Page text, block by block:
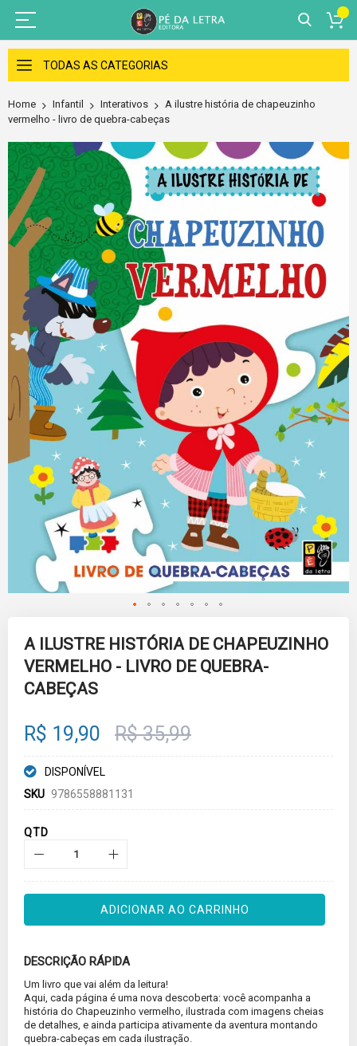
Skip
to
Content
TODAS AS CATEGORIAS
Home Infantil Interativos
A ilustre história de chapeuzinho
vermelho - livro de quebra-cabeças
Skip
to
the
end
of
the
images
gallery
beginning
A ILUSTRE HISTÓRIA DE CHAPEUZINHO
VERMELHO - LIVRO DE QUEBRA-
CABEÇAS
R$ 19,90 R$ 35,99
DISPONÍVEL
SKU 9786558881131
QTD
ADICIONAR AO CARRINHO
DESCRIÇÃO RÁPIDA
Um livro que vai além da leitura!
Aqui, cada página é uma nova descoberta: você acompanha a
história do Chapeuzinho vermelho, ilustrada com imagens cheias
de detalhes, e ainda participa ativamente da aventura montando
quebra-cabeças em cada ilustração.